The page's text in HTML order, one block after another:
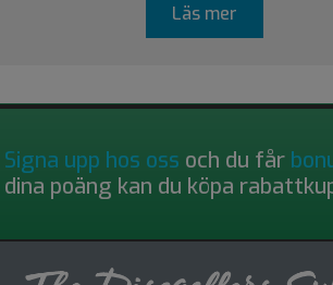
Läs mer
Signa upp hos oss och du får
dina poäng kan du köpa